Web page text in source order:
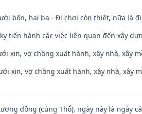
bốn, hai ba - Đi chơi còn thiệt, nữa là
tiến hành các việc liên quan đến xây
xin, vợ chồng xuất hành, xây nhà, xây
xin, vợ chồng xuất hành, xây nhà, xây
đồng (cùng Thổ), ngày này là ngày